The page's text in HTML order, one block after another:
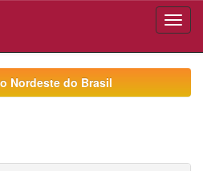
Nordeste do Brasil